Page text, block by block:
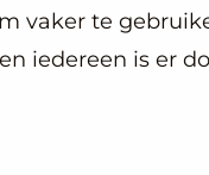
vaker te
iedereen is er